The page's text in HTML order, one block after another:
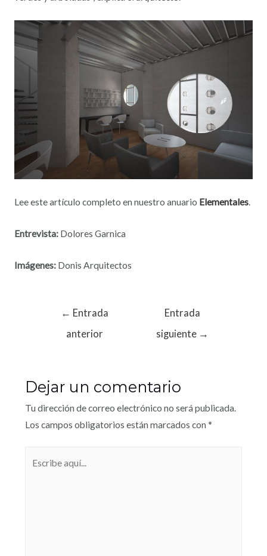
Lee este artículo completo en nuestro anuario Elementales.
Entrevista:Dolores Garnica
Imágenes:Donis Arquitectos
← Entrada
anterior
Entrada
siguiente →
Dejar un comentario
Tu dirección de correo electrónico no será publicada.
Los campos obligatorios están marcados con *